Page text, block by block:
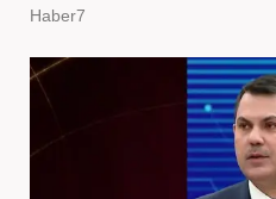
Haber7